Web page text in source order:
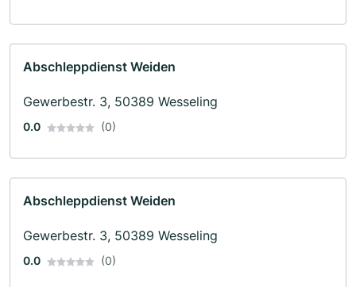
Abschleppdienst Weiden
Gewerbestr. 3, 50389 Wesseling
0.0 (0)
Abschleppdienst Weiden
Gewerbestr. 3, 50389 Wesseling
0.0 (0)